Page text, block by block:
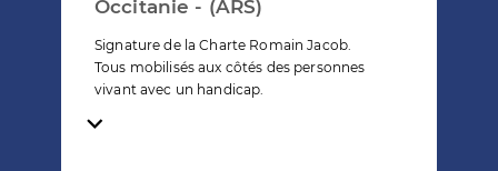
Occitanie - (ARS)
Signature de la Charte Romain Jacob.
Tous mobilisés aux côtés des personnes
vivant avec un handicap.
Temps de lecture